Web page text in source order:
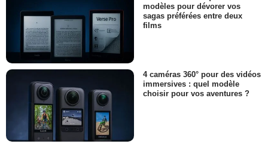
modèles pour dévorer vos
sagas préférées entre deux
films
4 caméras 360° pour des vidéos
immersives : quel modèle
choisir pour vos aventures ?